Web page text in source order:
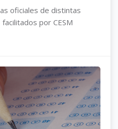
oficiales de distintas
por CESM